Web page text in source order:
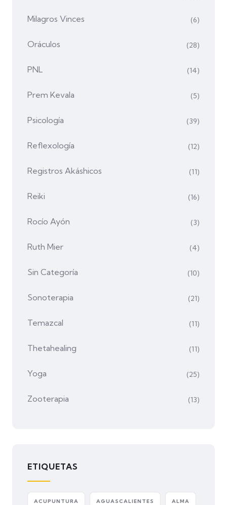
Milagros Vinces (6)
Oráculos (28)
PNL (14)
Prem Kevala (5)
Psicología (39)
Reflexología (12)
Registros Akáshicos (11)
Reiki (16)
Rocío Ayón (3)
Ruth Mier (4)
Sin Categoría (10)
Sonoterapia (21)
Temazcal (11)
Thetahealing (11)
Yoga (25)
Zooterapia (13)
ETIQUETAS
ACUPUNTURA AGUASCALIENTES ALMA